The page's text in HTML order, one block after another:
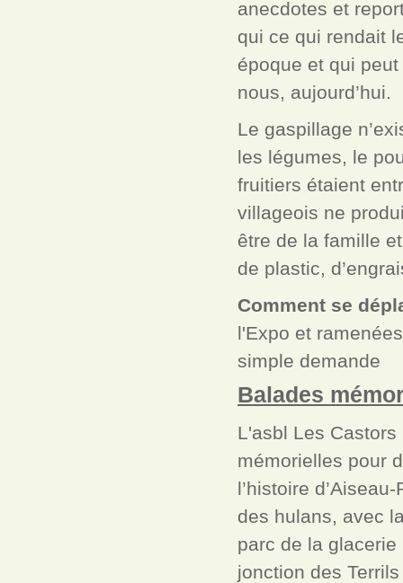
anecdotes et
qui ce qui rendait
époque et qui
nous, aujourd’hui.
Le gaspillage
les légumes, le
fruitiers étaient
villageois ne
être de la famille
de plastic,
Comment se
l'Expo et
simple demande
Balades
L'asbl Les
mémorielles pour
l’histoire
des hulans, avec
parc de la glacerie
jonction des